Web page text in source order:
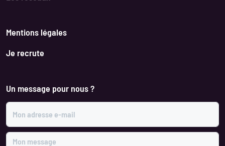
Mentions légales
Je recrute
Un message pour nous ?
Mon adresse e-mail
Mon message